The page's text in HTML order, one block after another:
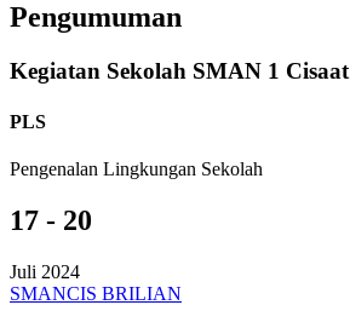
Pengumuman
Kegiatan Sekolah SMAN 1 Cisaat
PLS
Pengenalan Lingkungan Sekolah
17 - 20
Juli 2024
SMANCIS BRILIAN